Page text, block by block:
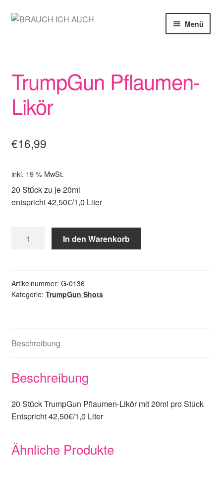
Zur
Zum
Menü
MEIN KONTO
WARENKORB
TrumpGun Pflaumen-
Likör
€16,99
inkl. 19 % MwSt.
20 Stück zu je 20ml
entspricht 42,50€/1,0 Liter
Pflaumen-
In den Warenkorb
Artikelnummer: G-0136
Kategorie: TrumpGun Shots
Beschreibung
Beschreibung
20 Stück TrumpGun Pflaumen-Likör mit 20ml pro Stück
Entspricht 42,50€/1,0 Liter
Ähnliche Produkte